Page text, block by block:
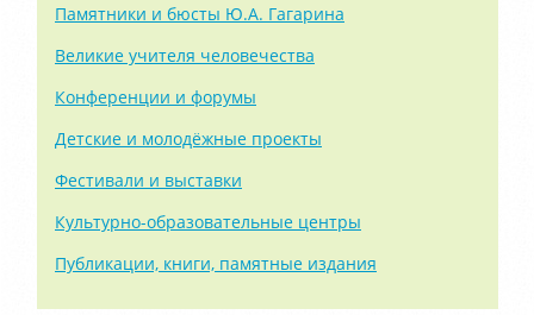
Памятники и бюсты Ю.А. Гагарина
Великие учителя человечества
Конференции и форумы
Детские и молодёжные проекты
Фестивали и выставки
Культурно-образовательные центры
Публикации, книги, памятные издания